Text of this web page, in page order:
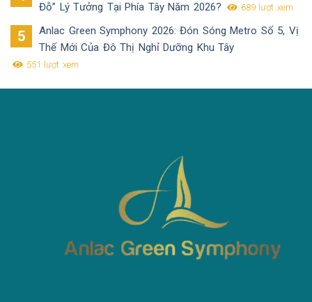
Đỗ” Lý Tưởng Tại Phía Tây Năm 2026?
689 lượt xem
Anlac Green Symphony 2026: Đón Sóng Metro Số 5, Vị
Thế Mới Của Đô Thị Nghỉ Dưỡng Khu Tây
551 lượt xem